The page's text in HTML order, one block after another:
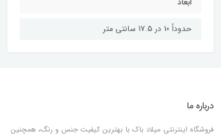
حدوداً 10 در 17.5 سانتی متر
درباره ما
فروشگاه اینترنتی میلاد باک با بهترین کیفیت جنس و رنگ، همچنین